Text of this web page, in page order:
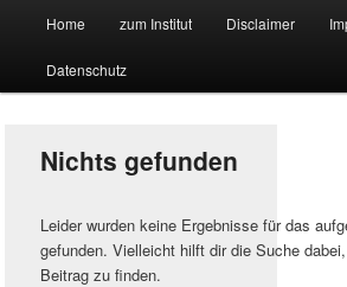
Suchmaschine
Technologie
Zum
primären
springen
Zum
sekundären
springen
Home zum Institut Disclaimer
Datenschutz
Nichts gefunden
Leider wurden keine Ergebnisse für das
gefunden. Vielleicht hilft dir die Suche
Beitrag zu finden.